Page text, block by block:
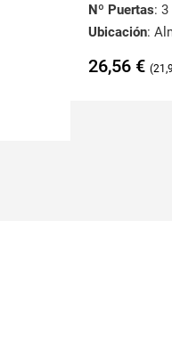
Nº Puertas: 3
Ubicación:
26,56 €